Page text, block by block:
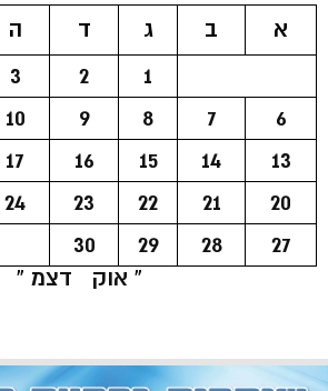
א
ב ג ד ה
1
2
3
6
7
8
9
10
13
14
15
16
17
20
21
22
23
24
27
28
29
30
« אוק
דצמ »